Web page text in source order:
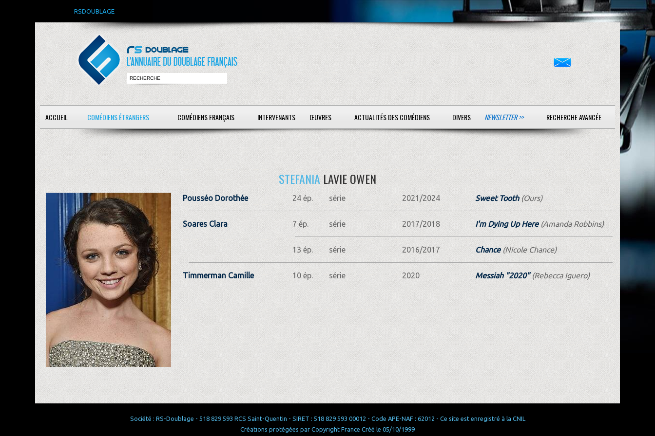
RSDOUBLAGE
ACCUEIL COMÉDIENS ÉTRANGERS COMÉDIENS FRANÇAIS INTERVENANTS ŒUVRES ACTUALITÉS DES COMÉDIENS DIVERS NEWSLETTER >> RECHERCHE AVANCÉE
STEFANIALAVIE OWEN
Pousséo Dorothée 24 ép. série 2021/2024 Sweet Tooth(Ours)
Soares Clara 7 ép. série 2017/2018 I'm Dying Up Here(Amanda Robbins)
13 ép. série 2016/2017 Chance(Nicole Chance)
Timmerman Camille 10 ép. série 2020 Messiah "2020"(Rebecca Iguero)
Société : RS-Doublage - 518 829 593 RCS Saint-Quentin - SIRET : 518 829 593 00012 - Code APE-NAF : 62012 - Ce site est enregistré à la CNIL
Créations protégées par Copyright France Créé le 05/10/1999